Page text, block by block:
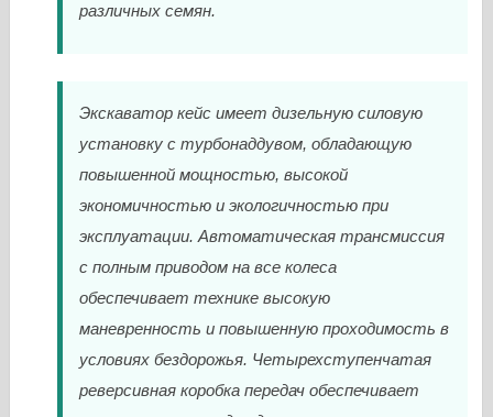
различных семян.
Экскаватор кейс имеет дизельную силовую
установку с турбонаддувом, обладающую
повышенной мощностью, высокой
экономичностью и экологичностью при
эксплуатации. Автоматическая трансмиссия
с полным приводом на все колеса
обеспечивает технике высокую
маневренность и повышенную проходимость в
условиях бездорожья. Четырехступенчатая
реверсивная коробка передач обеспечивает